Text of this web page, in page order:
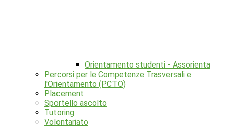
Orientamento studenti - Assorienta
Percorsi per le Competenze Trasversali e
l'Orientamento (PCTO)
Placement
Sportello ascolto
Tutoring
Volontariato